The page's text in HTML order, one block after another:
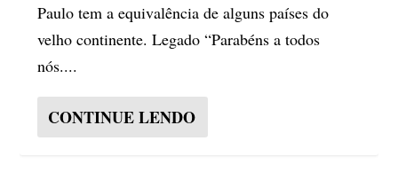
Paulo tem a equivalência de alguns países do
velho continente. Legado “Parabéns a todos
nós....
CONTINUE LENDO